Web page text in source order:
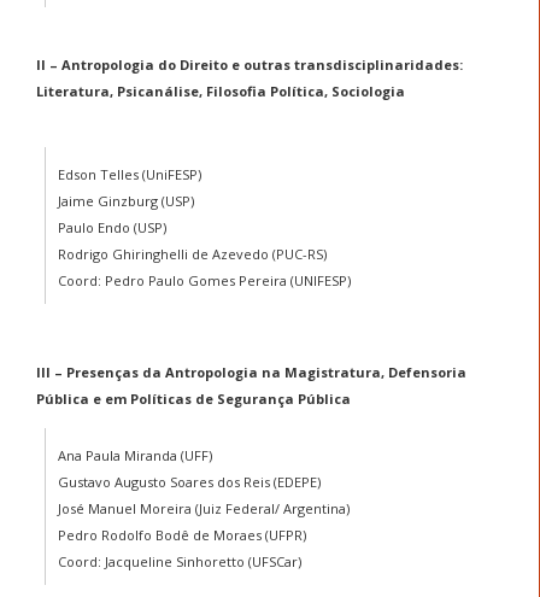
II – Antropologia do Direito e outras transdisciplinaridades:
Literatura, Psicanálise, Filosofia Política, Sociologia
Edson Telles (UniFESP)
Jaime Ginzburg (USP)
Paulo Endo (USP)
Rodrigo Ghiringhelli de Azevedo (PUC-RS)
Coord: Pedro Paulo Gomes Pereira (UNIFESP)
III – Presenças da Antropologia na Magistratura, Defensoria
Pública e em Políticas de Segurança Pública
Ana Paula Miranda (UFF)
Gustavo Augusto Soares dos Reis (EDEPE)
José Manuel Moreira (Juiz Federal/ Argentina)
Pedro Rodolfo Bodê de Moraes (UFPR)
Coord: Jacqueline Sinhoretto (UFSCar)